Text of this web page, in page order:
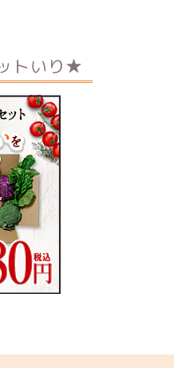
トいり★